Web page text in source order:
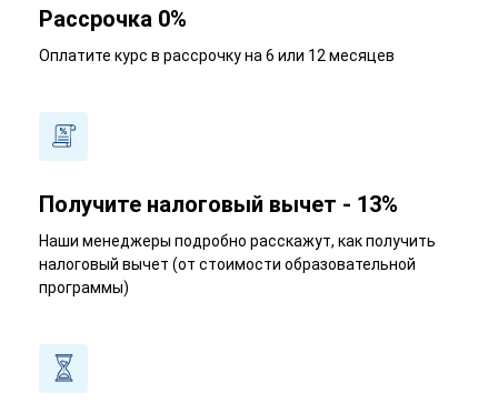
Рассрочка 0%
Оплатите курс в рассрочку на 6 или 12 месяцев
Получите налоговый вычет - 13%
Наши менеджеры подробно расскажут, как получить
налоговый вычет (от стоимости образовательной
программы)